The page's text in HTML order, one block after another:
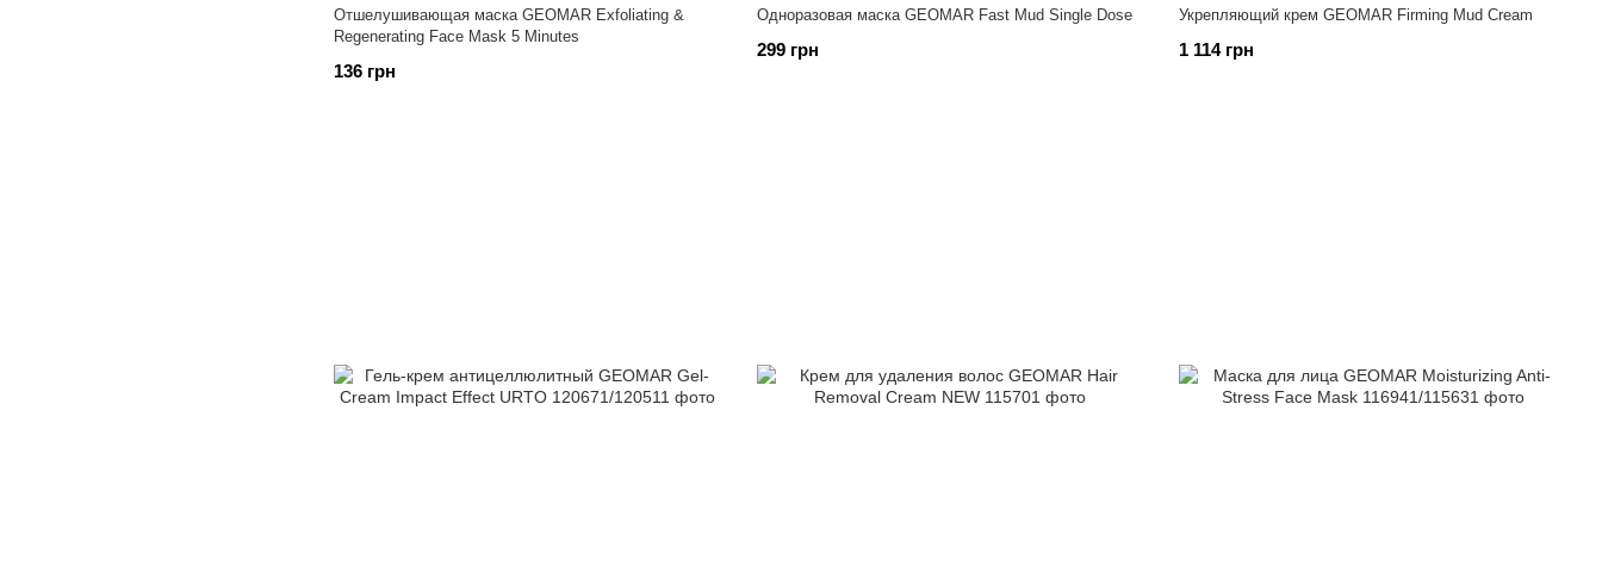
Отшелушивающая маска GEOMAR Exfoliating &
Regenerating Face Mask 5 Minutes
136 грн
Одноразовая маска GEOMAR Fast Mud Single Dose
299 грн
Укрепляющий крем GEOMAR Firming Mud Cream
1 114 грн